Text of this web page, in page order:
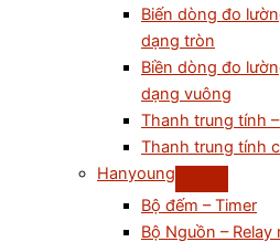
Biến dòng đo
dạng tròn
Biền dòng đo
dạng vuông
Thanh trung tính
Thanh trung tính
Hanyoung
Bộ đếm – Timer
Bộ Nguồn –